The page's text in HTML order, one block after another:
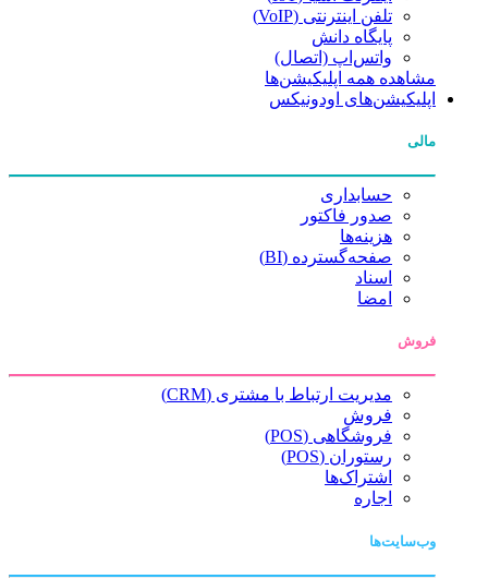
تلفن اینترنتی (VoIP)
پایگاه دانش
واتس‌اپ (اتصال)
مشاهده همه اپلیکیشن‌ها
اپلیکیشن‌های اودونیکس
مالی
حسابداری
صدور فاکتور
هزینه‌ها
صفحه‌گسترده (BI)
اسناد
امضا
فروش
مدیریت ارتباط با مشتری (CRM)
فروش
فروشگاهی (POS)
رستوران (POS)
اشتراک‌ها
اجاره
وب‌سایت‌ها